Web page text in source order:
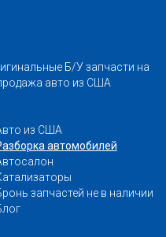
Б/У запчасти на
авто из США
из США
автомобилей
запчастей не в наличии